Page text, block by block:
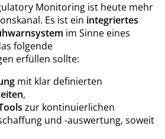
Monitoring ist heute mehr
Es ist ein integriertes
im Sinne eines
folgende
erfüllen sollte:
mit klar definierten
,
zur kontinuierlichen
und -auswertung, soweit